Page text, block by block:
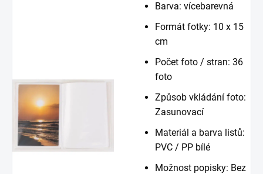
Barva: vícebarevná
Formát fotky: 10 x 15
cm
Počet foto / stran: 36
foto
Způsob vkládání foto:
Zasunovací
Materiál a barva listů:
PVC / PP bílé
Možnost popisky: Bez